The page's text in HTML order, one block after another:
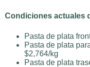
Condiciones actuales
Pasta de plata
Pasta de plata
$2,764/kg
Pasta de plata